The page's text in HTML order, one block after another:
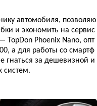
автомобиля, позволяю
и экономить на сервис
TopDon Phoenix Nano, опт
а для работы со смартф
гнаться за дешевизной и
систем.